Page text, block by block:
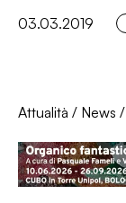
03.03.2019
Attualità / News /